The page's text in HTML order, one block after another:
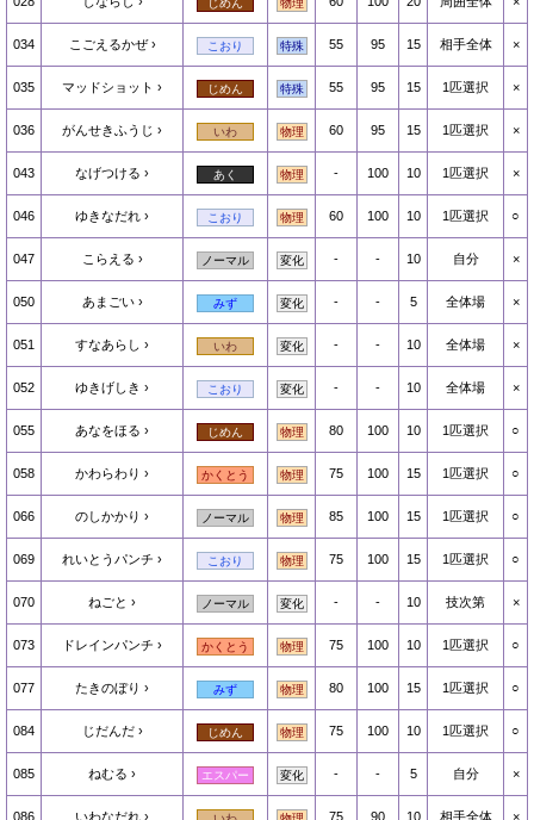
034 こごえるかぜ こおり 特殊 55 95 15 相手全体 ×
035 マッドショット じめん 特殊 55 95 15 1匹選択 ×
036 がんせきふうじ いわ 物理 60 95 15 1匹選択 ×
043 なげつける あく 物理 - 100 10 1匹選択 ×
046 ゆきなだれ こおり 物理 60 100 10 1匹選択 ○
047 こらえる ノーマル 変化 - - 10 自分 ×
050 あまごい みず 変化 - - 5 全体場 ×
051 すなあらし いわ 変化 - - 10 全体場 ×
052 ゆきげしき こおり 変化 - - 10 全体場 ×
055 あなをほる じめん 物理 80 100 10 1匹選択 ○
058 かわらわり かくとう 物理 75 100 15 1匹選択 ○
066 のしかかり ノーマル 物理 85 100 15 1匹選択 ○
069 れいとうパンチ こおり 物理 75 100 15 1匹選択 ○
070 ねごと ノーマル 変化 - - 10 技次第 ×
073 ドレインパンチ かくとう 物理 75 100 10 1匹選択 ○
077 たきのぼり みず 物理 80 100 15 1匹選択 ○
084 じだんだ じめん 物理 75 100 10 1匹選択 ○
085 ねむる エスパー 変化 - - 5 自分 ×
086 いわなだれ 75 90 10 相手全体 ×